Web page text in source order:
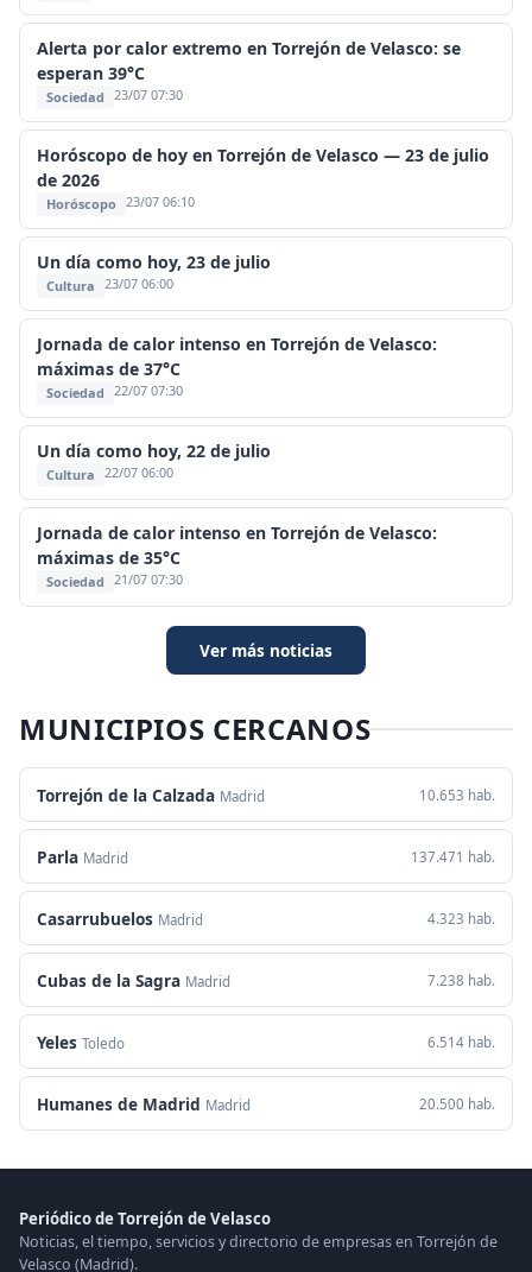
Alerta por calor extremo en Torrejón de Velasco: se
esperan 39°C
Sociedad 23/07 07:30
Horóscopo de hoy en Torrejón de Velasco — 23 de julio
de 2026
Horóscopo 23/07 06:10
Un día como hoy, 23 de julio
Cultura 23/07 06:00
Jornada de calor intenso en Torrejón de Velasco:
máximas de 37°C
Sociedad 22/07 07:30
Un día como hoy, 22 de julio
Cultura 22/07 06:00
Jornada de calor intenso en Torrejón de Velasco:
máximas de 35°C
Sociedad 21/07 07:30
Ver más noticias
MUNICIPIOS CERCANOS
Torrejón de la Calzada Madrid 10.653 hab.
Parla Madrid 137.471 hab.
Casarrubuelos Madrid 4.323 hab.
Cubas de la Sagra Madrid 7.238 hab.
Yeles Toledo 6.514 hab.
Humanes de Madrid Madrid 20.500 hab.
Periódico de Torrejón de Velasco
Noticias, el tiempo, servicios y directorio de empresas en Torrejón de
Velasco (Madrid).